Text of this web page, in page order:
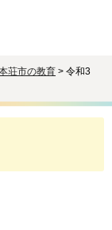
荘市の教育 > 令和3